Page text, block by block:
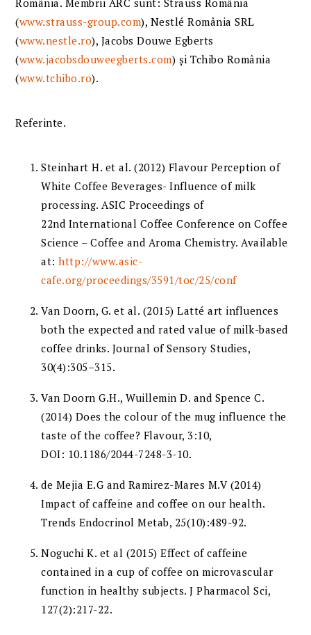
România. Membrii ARC sunt: Strauss România
(www.strauss-group.com), Nestlé România SRL
(www.nestle.ro), Jacobs Douwe Egberts
(www.jacobsdouweegberts.com) și Tchibo România
(www.tchibo.ro).
Referinte.
Steinhart H. et al. (2012) Flavour Perception of
White Coffee Beverages- Influence of milk
processing. ASIC Proceedings of
22nd International Coffee Conference on Coffee
Science – Coffee and Aroma Chemistry. Available
at:http://www.asic-
cafe.org/proceedings/3591/toc/25/conf
Van Doorn, G. et al. (2015) Latté art influences
both the expected and rated value of milk-based
coffee drinks. Journal of Sensory Studies,
30(4):305–315.
Van Doorn G.H., Wuillemin D. and Spence C.
(2014) Does the colour of the mug influence the
taste of the coffee? Flavour, 3:10,
DOI: 10.1186/2044-7248-3-10.
de Mejia E.G and Ramirez-Mares M.V (2014)
Impact of caffeine and coffee on our health.
Trends Endocrinol Metab, 25(10):489-92.
Noguchi K. et al (2015) Effect of caffeine
contained in a cup of coffee on microvascular
function in healthy subjects. J Pharmacol Sci,
127(2):217-22.